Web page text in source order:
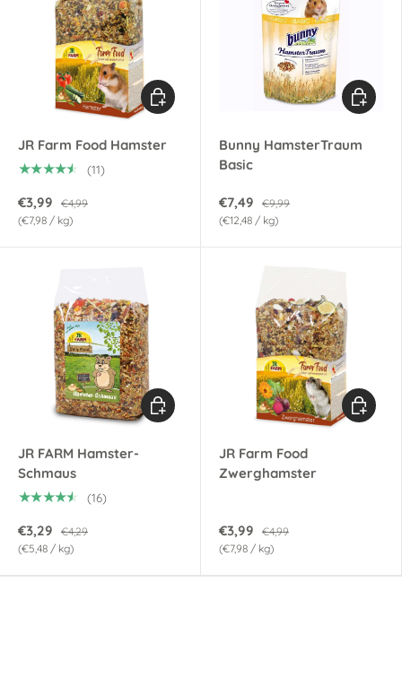
JR Farm Food Hamster
★★★★★
(11)
€3,99
€4,99
Grundpreis
€7,98 / kg
Optionen auswählen
Bunny HamsterTraum
Basic
€7,49
€9,99
Grundpreis
€12,48 / kg
JR FARM Hamster-
Schmaus
★★★★★
(16)
€3,29
€4,29
Grundpreis
€5,48 / kg
Optionen auswählen
JR Farm Food
Zwerghamster
€3,99
€4,99
Grundpreis
€7,98 / kg